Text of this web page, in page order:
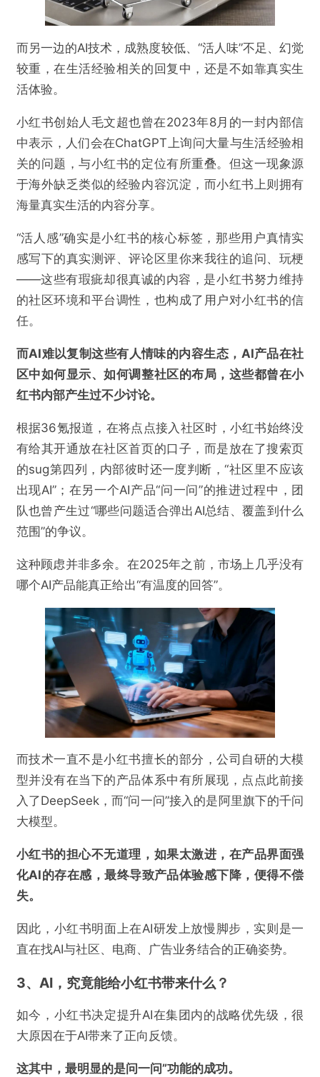
欺诈 色情 诱导行为
不实信息 违法犯罪 其他
提交
而另一边的AI技术，成熟度较低、“活人味”不足、幻觉
较重，在生活经验相关的回复中，还是不如靠真实生
活体验。
小红书创始人毛文超也曾在2023年8月的一封内部信
中表示，人们会在ChatGPT上询问大量与生活经验相
关的问题，与小红书的定位有所重叠。但这一现象源
于海外缺乏类似的经验内容沉淀，而小红书上则拥有
海量真实生活的内容分享。
“活人感”确实是小红书的核心标签，那些用户真情实
感写下的真实测评、评论区里你来我往的追问、玩梗
——这些有瑕疵却很真诚的内容，是小红书努力维持
的社区环境和平台调性，也构成了用户对小红书的信
任。
而AI难以复制这些有人情味的内容生态，AI产品在社
区中如何显示、如何调整社区的布局，这些都曾在小
红书内部产生过不少讨论。
根据36氪报道，在将点点接入社区时，小红书始终没
有给其开通放在社区首页的口子，而是放在了搜索页
的sug第四列，内部彼时还一度判断，“社区里不应该
出现AI”；在另一个AI产品“问一问”的推进过程中，团
队也曾产生过“哪些问题适合弹出AI总结、覆盖到什么
范围”的争议。
这种顾虑并非多余。在2025年之前，市场上几乎没有
哪个AI产品能真正给出“有温度的回答”。
而技术一直不是小红书擅长的部分，公司自研的大模
型并没有在当下的产品体系中有所展现，点点此前接
入了DeepSeek，而“问一问”接入的是阿里旗下的千问
大模型。
小红书的担心不无道理，如果太激进，在产品界面强
化AI的存在感，最终导致产品体验感下降，便得不偿
失。
因此，小红书明面上在AI研发上放慢脚步，实则是一
直在找AI与社区、电商、广告业务结合的正确姿势。
3、AI，究竟能给小红书带来什么？
如今，小红书决定提升AI在集团内的战略优先级，很
大原因在于AI带来了正向反馈。
这其中，最明显的是问一问”功能的成功。